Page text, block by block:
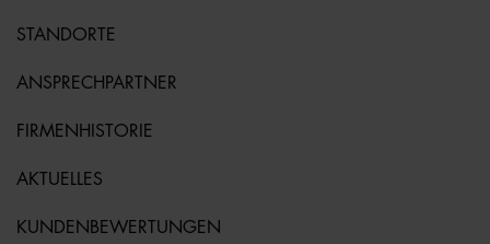
STANDORTE
ANSPRECHPARTNER
FIRMENHISTORIE
AKTUELLES
KUNDENBEWERTUNGEN